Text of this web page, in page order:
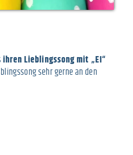
ihren Lieblingssong mit „EI“
sehr gerne an den